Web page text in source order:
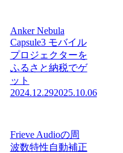
Anker Nebula
Capsule3 モバイル
プロジェクターを
ふるさと納税でゲ
ット
2024.12.292025.10.06
Frieve Audioの周
波数特性自動補正